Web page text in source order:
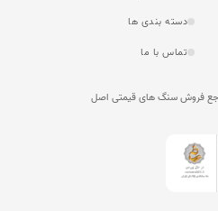
دسته بندی ها
تماس با ما
فروش سنگ های قیمتی اصل